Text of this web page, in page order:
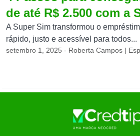
de até R$ 2.500 com a
A Super Sim transformou o
rápido, justo e acessível para todos...
setembro 1, 2025 - Roberta Campos |